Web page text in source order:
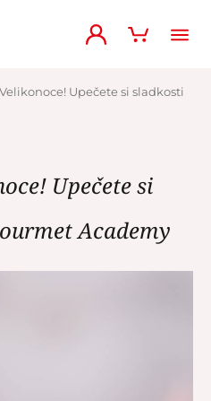
Upečete si sladkosti
Upečete si
Academy